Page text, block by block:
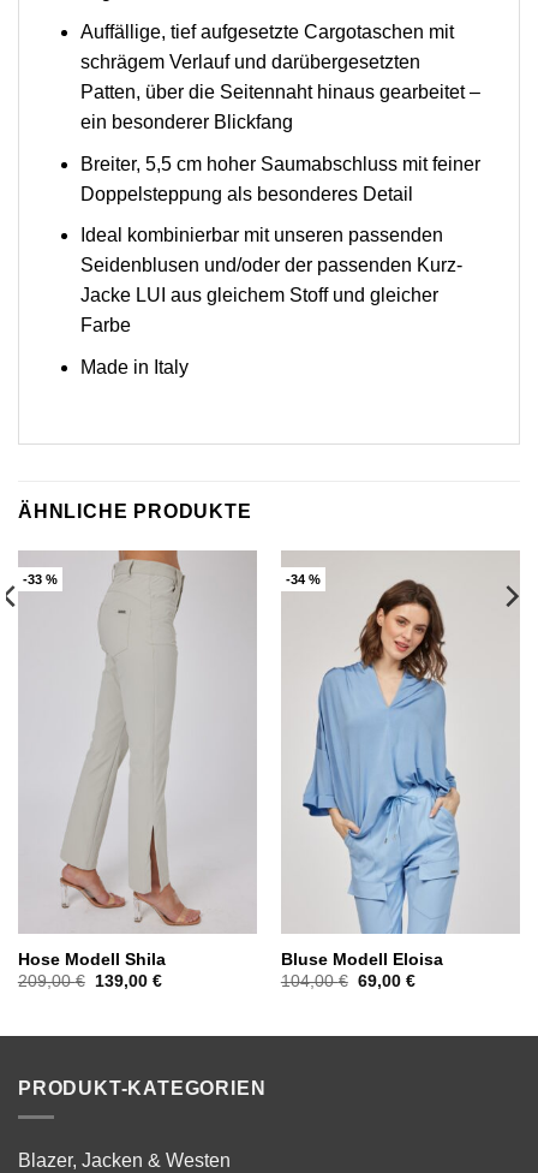
Auffällige, tief aufgesetzte Cargotaschen mit
schrägem Verlauf und darübergesetzten
Patten, über die Seitennaht hinaus gearbeitet –
ein besonderer Blickfang
Breiter, 5,5 cm hoher Saumabschluss mit feiner
Doppelsteppung als besonderes Detail
Ideal kombinierbar mit unseren passenden
Seidenblusen und/oder der passenden Kurz-
Jacke LUI aus gleichem Stoff und gleicher
Farbe
Made in Italy
ÄHNLICHE PRODUKTE
-33 %
Hose Modell Shila
209,00€
Ursprünglicher
139,00 €Aktueller
-34 %
Bluse Modell Eloisa
104,00€ Ursprünglicher
69,00 €Aktueller
PRODUKT-KATEGORIEN
Blazer, Jacken & Westen